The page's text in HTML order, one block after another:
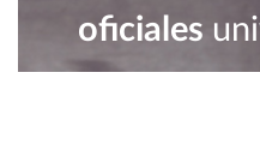
oficiales